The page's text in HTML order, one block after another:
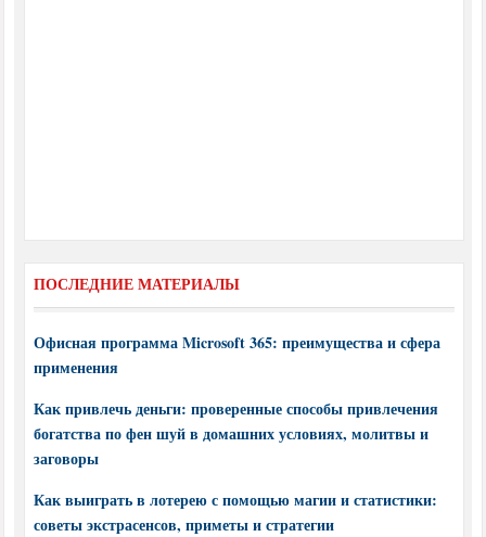
ПОСЛЕДНИЕ МАТЕРИАЛЫ
Офисная программа Microsoft 365: преимущества и сфера
применения
Как привлечь деньги: проверенные способы привлечения
богатства по фен шуй в домашних условиях, молитвы и
заговоры
Как выиграть в лотерею с помощью магии и статистики:
советы экстрасенсов, приметы и стратегии